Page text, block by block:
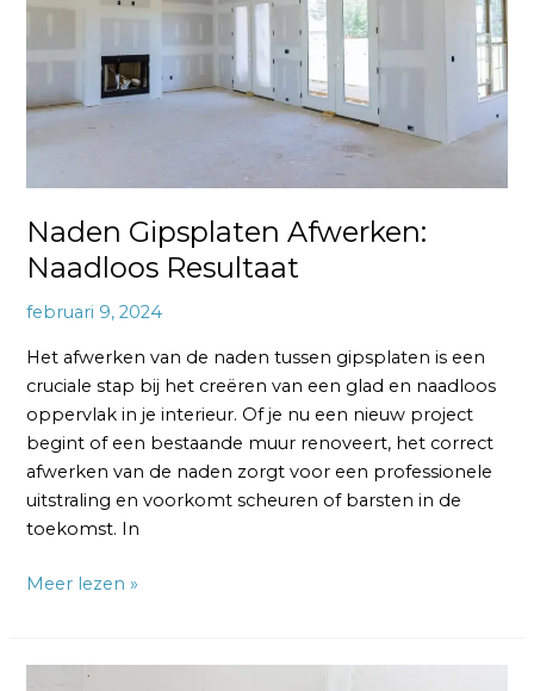
Naden Gipsplaten Afwerken:
Naadloos Resultaat
februari 9, 2024
Het afwerken van de naden tussen gipsplaten is een
cruciale stap bij het creëren van een glad en naadloos
oppervlak in je interieur. Of je nu een nieuw project
begint of een bestaande muur renoveert, het correct
afwerken van de naden zorgt voor een professionele
uitstraling en voorkomt scheuren of barsten in de
toekomst. In
Meer lezen »
Gipsplaten